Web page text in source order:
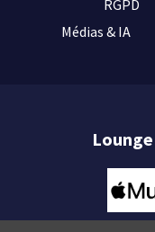
RGPD
Médias & IA